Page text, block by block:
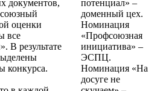
документов,
оценки
все
В результате
конкурса.
потенциал» –
доменный цех.
Номинация
«Профсоюзная
инициатива» –
ЭСПЦ.
Номинация «На
досуге не